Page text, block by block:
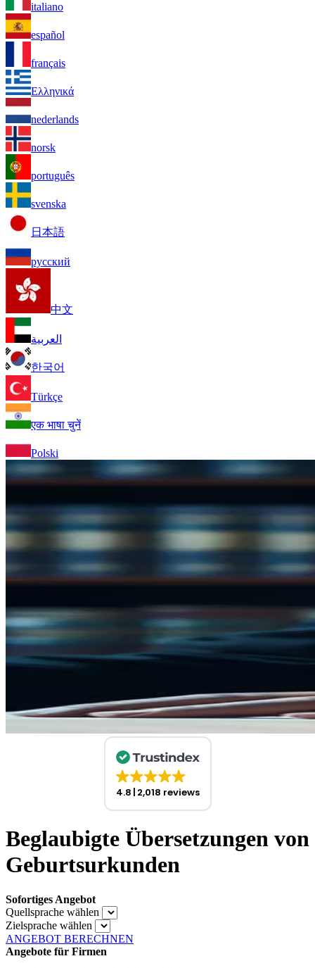
italiano
español
français
Ελληνικά
nederlands
norsk
português
svenska
日本語
русский
中文
العربية
한국어
Türkçe
एक भाषा चुनें
Polski
4.8 2,018 reviews
Beglaubigte Übersetzungen von
Geburtsurkunden
Sofortiges Angebot
Quellsprache wählen
Zielsprache wählen
ANGEBOT BERECHNEN
Angebote für Firmen